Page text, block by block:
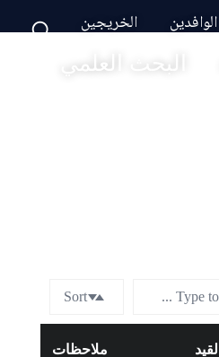
الوافدين الخريجين
البحث العلمي
Sort
ملاحظات